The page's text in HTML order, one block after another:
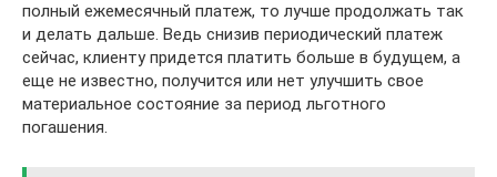
полный ежемесячный платеж, то лучше продолжать так
и делать дальше. Ведь снизив периодический платеж
сейчас, клиенту придется платить больше в будущем, а
еще не известно, получится или нет улучшить свое
материальное состояние за период льготного
погашения.